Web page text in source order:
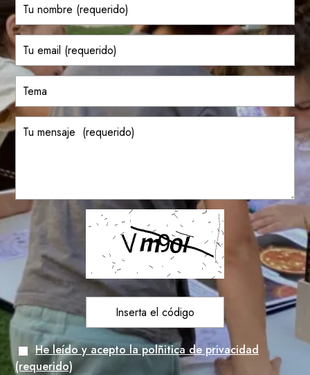
He leído y acepto la polñitica de privacidad
(requerido)